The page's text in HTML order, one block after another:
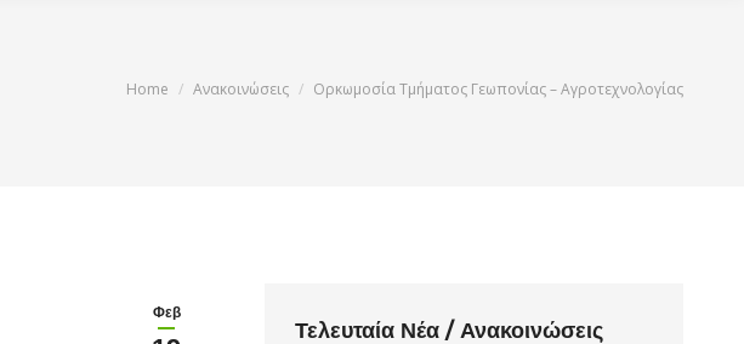
You are here:
Home Ανακοινώσεις Ορκωμοσία Τμήματος Γεωπονίας – Αγροτεχνολογίας
Φεβ
Τελευταία Νέα / Ανακοινώσεις